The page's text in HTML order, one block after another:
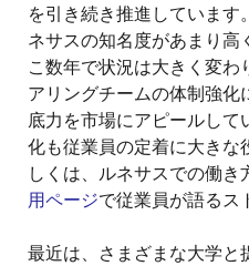
を引き続き推進していま
ネサスの知名度があまり高
こ数年で状況は大きく変
アリングチームの体制強
底力を市場にアピールして
化も従業員の定着に大きな
しくは、ルネサスでの働き
用ページで従業員が語るス
最近は、さまざまな大学と